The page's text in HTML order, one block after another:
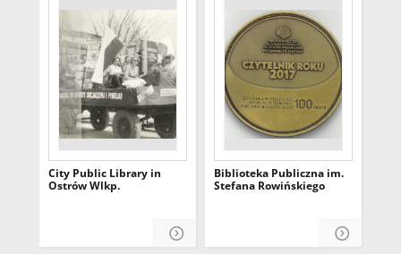
City Public Library in
Ostrów Wlkp.
Biblioteka Publiczna im.
Stefana Rowińskiego